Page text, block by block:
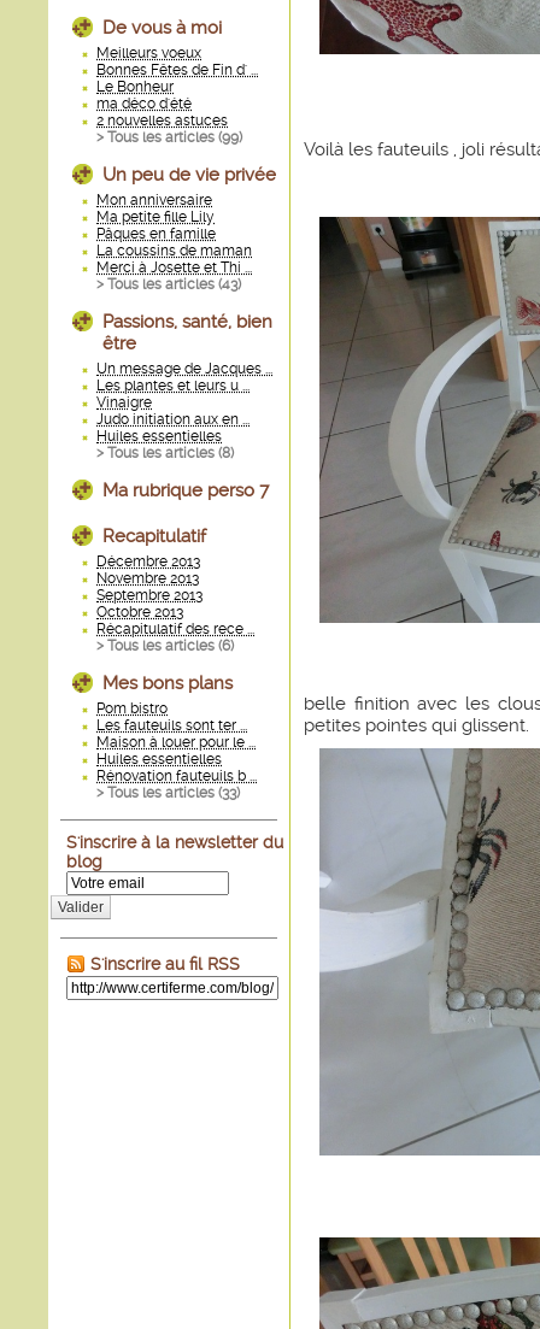
De vous à moi
Meilleurs voeux
Bonnes Fêtes de Fin d' ...
Le Bonheur
ma déco d'été
2 nouvelles astuces
> Tous les articles (99)
Un peu de vie privée
Mon anniversaire
Ma petite fille Lily
Pâques en famille
La coussins de maman
Merci à Josette et Thi ...
> Tous les articles (43)
Passions, santé, bien
être
Un message de Jacques ...
Les plantes et leurs u ...
Vinaigre
Judo initiation aux en ...
Huiles essentielles
> Tous les articles (8)
Ma rubrique perso 7
Recapitulatif
Décembre 2013
Novembre 2013
Septembre 2013
Octobre 2013
Récapitulatif des rece ...
> Tous les articles (6)
Mes bons plans
Pom bistro
Les fauteuils sont ter ...
Maison à louer pour le ...
Huiles essentielles
Rénovation fauteuils b ...
> Tous les articles (33)
S'inscrire à la newsletter du
blog
Valider
S'inscrire au fil RSS
Voilà les fauteuils , joli
belle finition avec les
petites pointes qui glissent.